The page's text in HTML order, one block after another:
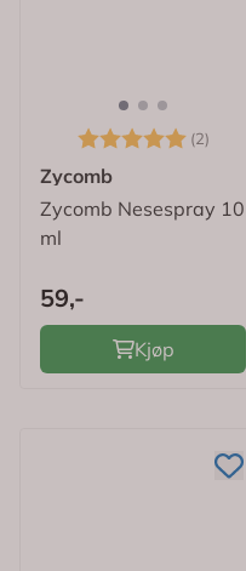
Karakter: (2)
Zycomb
Zycomb Nesespray 10
ml
59,-
Kjøp